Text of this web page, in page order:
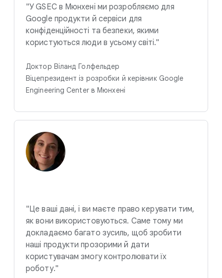
"У GSEC в Мюнхені ми розробляємо для
Google продукти й сервіси для
конфіденційності та безпеки, якими
користуються люди в усьому світі."
Доктор Віланд Голфельдер
Віцепрезидент із розробки й керівник Google
Engineering Center в Мюнхені
"Це ваші дані, і ви маєте право керувати тим,
як вони використовуються. Саме тому ми
докладаємо багато зусиль, щоб зробити
наші продукти прозорими й дати
користувачам змогу контролювати їх
роботу."